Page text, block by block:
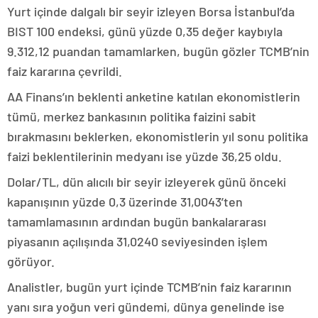
Yurt içinde dalgalı bir seyir izleyen Borsa İstanbul’da
BIST 100 endeksi, günü yüzde 0,35 değer kaybıyla
9.312,12 puandan tamamlarken, bugün gözler TCMB’nin
faiz kararına çevrildi.
AA Finans’ın beklenti anketine katılan ekonomistlerin
tümü, merkez bankasının politika faizini sabit
bırakmasını beklerken, ekonomistlerin yıl sonu politika
faizi beklentilerinin medyanı ise yüzde 36,25 oldu.
Dolar/TL, dün alıcılı bir seyir izleyerek günü önceki
kapanışının yüzde 0,3 üzerinde 31,0043’ten
tamamlamasının ardından bugün bankalararası
piyasanın açılışında 31,0240 seviyesinden işlem
görüyor.
Analistler, bugün yurt içinde TCMB’nin faiz kararının
yanı sıra yoğun veri gündemi, dünya genelinde ise